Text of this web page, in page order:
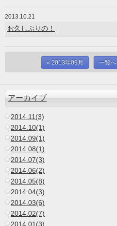
2013.10.21
お久しぶりの！
« 2013年09月 一覧へ
アーカイブ
2014.11(3)
2014.10(1)
2014.09(1)
2014.08(1)
2014.07(3)
2014.06(2)
2014.05(8)
2014.04(3)
2014.03(6)
2014.02(7)
2014.01(3)